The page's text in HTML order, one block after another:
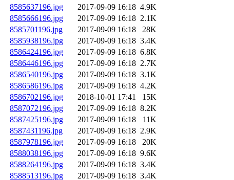
8585637196.jpg
2017-09-09 16:18 4.9K
8585666196.jpg
2017-09-09 16:18 2.1K
8585701196.jpg
2017-09-09 16:18
28K
8585938196.jpg
2017-09-09 16:18 3.4K
8586424196.jpg
2017-09-09 16:18 6.8K
8586446196.jpg
2017-09-09 16:18 2.7K
8586540196.jpg
2017-09-09 16:18 3.1K
8586586196.jpg
2017-09-09 16:18 4.2K
8586702196.jpg
2018-10-01 17:41
15K
8587072196.jpg
2017-09-09 16:18 8.2K
8587425196.jpg
2017-09-09 16:18
11K
8587431196.jpg
2017-09-09 16:18 2.9K
8587978196.jpg
2017-09-09 16:18
20K
8588038196.jpg
2017-09-09 16:18 9.6K
8588264196.jpg
2017-09-09 16:18 3.4K
8588513196.jpg
2017-09-09 16:18 3.4K